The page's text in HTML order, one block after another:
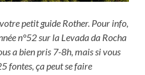
petit guide Rother. Pour info,
n°52 sur la Levada da Rocha
a bien pris 7-8h, mais si vous
fontes, ça peut se faire